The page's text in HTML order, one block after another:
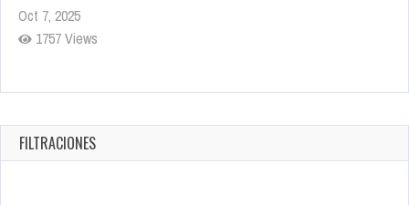
5 Películas de Terror Basadas en la Vida Real que te Helarán
FILTRACIONES